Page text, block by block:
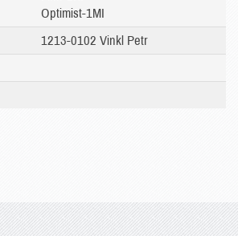
Optimist-1MI
1213-0102 Vinkl Petr